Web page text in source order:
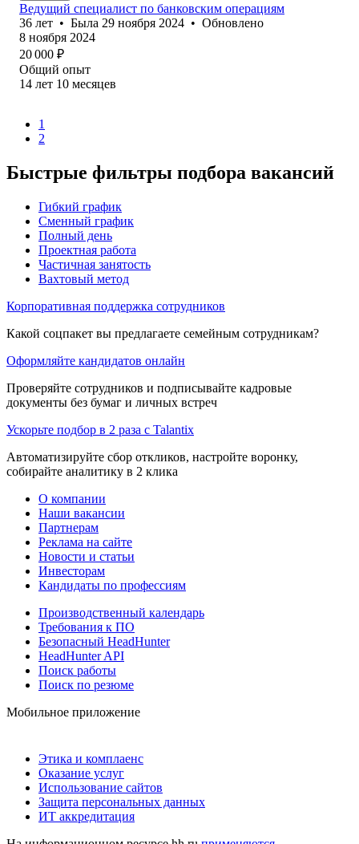
Ведущий специалист по банковским операциям
36 лет • Была 29 ноября 2024 • Обновлено
8 ноября 2024
20 000 ₽
Общий опыт
14 лет 10 месяцев
1
2
Быстрые фильтры подбора вакансий
Гибкий график
Сменный график
Полный день
Проектная работа
Частичная занятость
Вахтовый метод
Корпоративная поддержка сотрудников
Какой соцпакет вы предлагаете семейным сотрудникам?
Оформляйте кандидатов онлайн
Проверяйте сотрудников и подписывайте кадровые
документы без бумаг и личных встреч
Ускорьте подбор в 2 раза с Talantix
Автоматизируйте сбор откликов, настройте воронку,
собирайте аналитику в 2 клика
О компании
Наши вакансии
Партнерам
Реклама на сайте
Новости и статьи
Инвесторам
Кандидаты по профессиям
Производственный календарь
Требования к ПО
Безопасный HeadHunter
HeadHunter API
Поиск работы
Поиск по резюме
Мобильное приложение
Этика и комплаенс
Оказание услуг
Использование сайтов
Защита персональных данных
ИТ аккредитация